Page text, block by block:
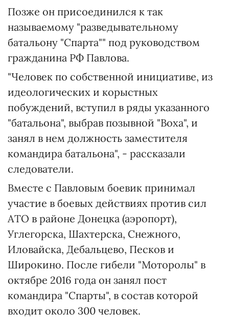
Позже он присоединился к так
называемому "разведывательному
батальону "Спарта"" под руководством
гражданина РФ Павлова.
"Человек по собственной инициативе, из
идеологических и корыстных
побуждений, вступил в ряды указанного
"батальона", выбрав позывной "Воха", и
занял в нем должность заместителя
командира батальона", - рассказали
следователи.
Вместе с Павловым боевик принимал
участие в боевых действиях против сил
АТО в районе Донецка (аэропорт),
Углегорска, Шахтерска, Снежного,
Иловайска, Дебальцево, Песков и
Широкино. После гибели "Моторолы" в
октябре 2016 года он занял пост
командира "Спарты", в состав которой
входит около 300 человек.